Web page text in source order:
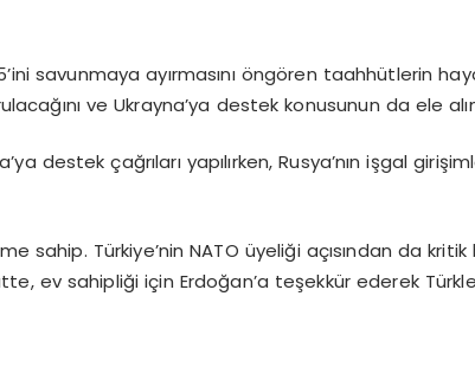
savunmaya ayırmasını öngören taahhütlerin
ve Ukrayna’ya destek konusunun da ele
destek çağrıları yapılırken, Rusya’nın işgal
sahip. Türkiye’nin NATO üyeliği açısından da
ev sahipliği için Erdoğan’a teşekkür ederek